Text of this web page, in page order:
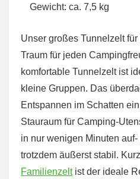
Gewicht: ca. 7,5 kg
Unser großes Tunnelzelt
Traum für jeden
komfortable Tunnelzelt ist
kleine Gruppen. Das
Entspannen im Schatten
Stauraum für Camping-
in nur wenigen Minuten
trotzdem äußerst stabil.
Familienzeltist der ideale